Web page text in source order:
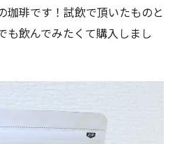
珈琲です！試飲で頂いたものと
も飲んでみたくて購入しまし